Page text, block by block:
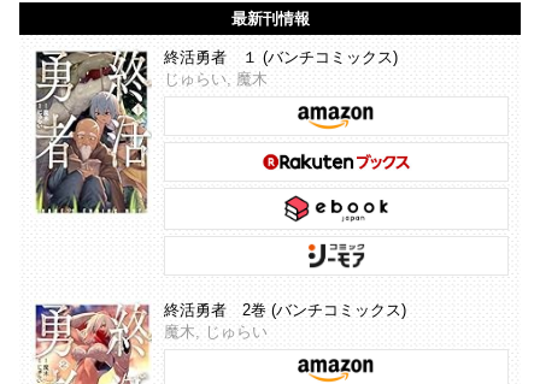
最新刊情報
終活勇者 １ (バンチコミックス)
じゅらい, 魔木
終活勇者 2巻 (バンチコミックス)
魔木, じゅらい